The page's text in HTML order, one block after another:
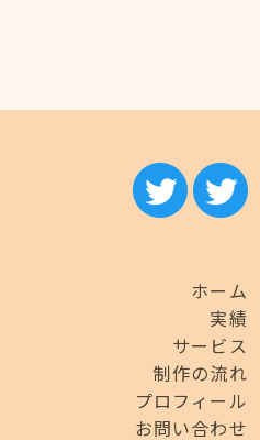
ホーム
実績
サービス
制作の流れ
プロフィール
お問い合わせ